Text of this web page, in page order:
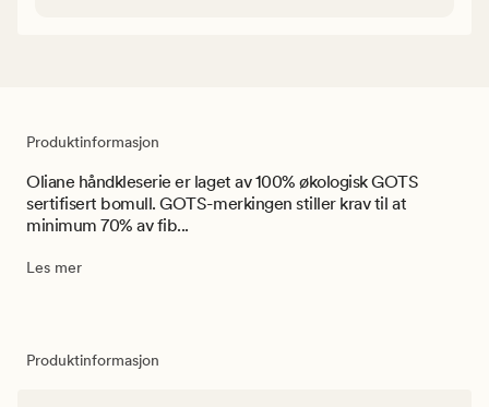
Produktinformasjon
Oliane håndkleserie er laget av 100% økologisk GOTS
sertifisert bomull. GOTS-merkingen stiller krav til at
minimum 70% av fib...
Les mer
Produktinformasjon